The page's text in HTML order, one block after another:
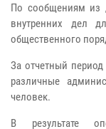
По сообщениям из
внутренних дел
общественного
За отчетный период
различные
человек.
В результате